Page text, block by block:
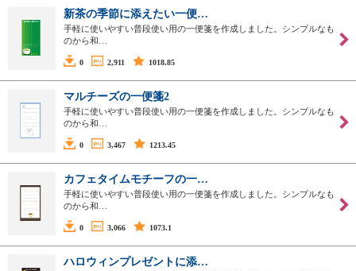
新茶の季節に添えたい一便…
手軽に使いやすい普段使い用の一便箋を作成しました。シンプルなも
のから和…
0 2,911 1018.85
マルチーズの一便箋2
手軽に使いやすい普段使い用の一便箋を作成しました。シンプルなも
のから和…
0 3,467 1213.45
カフェタイムモチーフの一…
手軽に使いやすい普段使い用の一便箋を作成しました。シンプルなも
のから和…
0 3,066 1073.1
ハロウィンプレゼントに添…